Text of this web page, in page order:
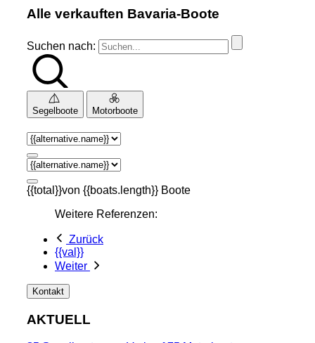
Alle verkauften Bavaria-Boote
Suchen nach:
Segelboote Motorboote
{{total}}von {{boats.length}} Boote
Weitere Referenzen:
Zurück
{{val}}
Weiter
Kontakt
AKTUELL